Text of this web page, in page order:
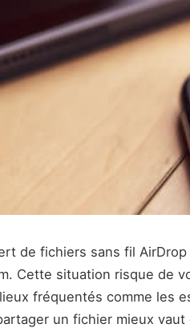
de fichiers sans fil
Cette situation risque de
fréquentés comme les
un fichier mieux vaut